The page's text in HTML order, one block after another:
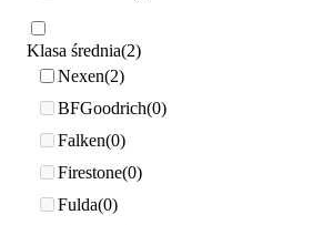
Klasa średnia 2
Nexen 2
BFGoodrich 0
Falken 0
Firestone 0
Fulda 0